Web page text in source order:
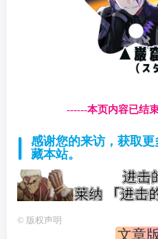
------本页内容已结
感谢您的来访，获取
藏本站。
© 版权声明
文章